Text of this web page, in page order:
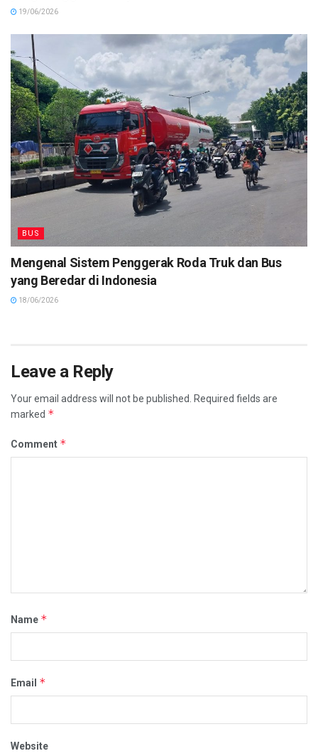
19/06/2026
BUS
Mengenal Sistem Penggerak Roda Truk dan Bus
yang Beredar di Indonesia
18/06/2026
Leave a Reply
Your email address will not be published. Required fields are
marked *
Comment *
Name *
Email *
Website